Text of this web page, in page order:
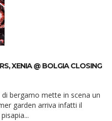
XENIA @ BOLGIA CLOSING
garden arriva infatti il